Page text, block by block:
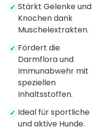
✓ Stärkt Gelenke und
Knochen dank
Muschelextrakten.
✓ Fördert die
Darmflora und
Immunabwehr mit
speziellen
Inhaltsstoffen.
✓ Ideal für sportliche
und aktive Hunde.